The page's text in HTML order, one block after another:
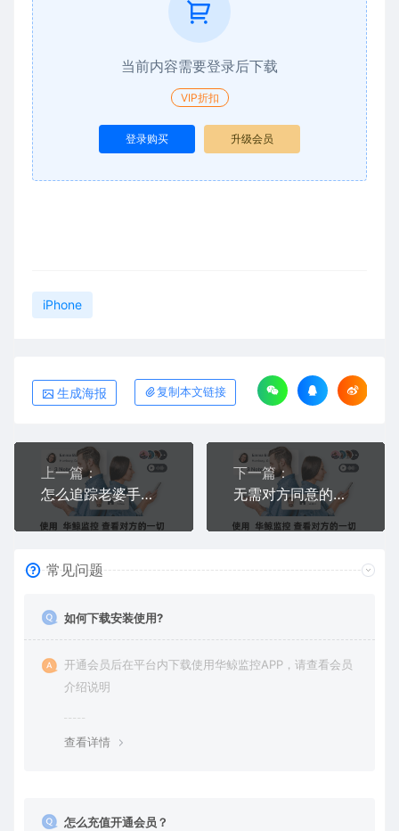
当前内容需要登录后下载
VIP折扣
登录购买 升级会员
iPhone
生成海报 复制本文链接
上一篇：
怎么追踪老婆手机位置不被发现？华为苹果安卓实时定位老婆行踪的方法
下一篇：
无需对方同意的远程监控手机软件推荐？不需要授权不需要确认同意的监控APP
常见问题
如何下载安装使用?
开通会员后在平台内下载使用华鲸监控APP，请查看会员
介绍说明
查看详情
怎么充值开通会员？